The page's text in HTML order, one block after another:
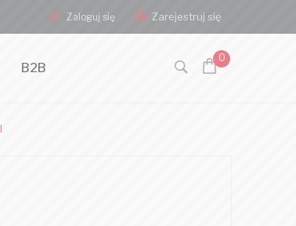
Zaloguj się Zarejestruj się
0
B2B